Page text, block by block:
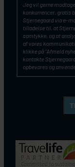
Jeg vil gerne
konkurrencer, gratis
Stjernegaard via e-
tilladelse til, at
samtykke, og at
af vores
klikke på ”Afmeld
kontakte
opbevares og